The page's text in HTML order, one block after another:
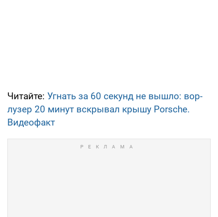
Читайте: Угнать за 60 секунд не вышло: вор-
лузер 20 минут вскрывал крышу Porsche.
Видеофакт